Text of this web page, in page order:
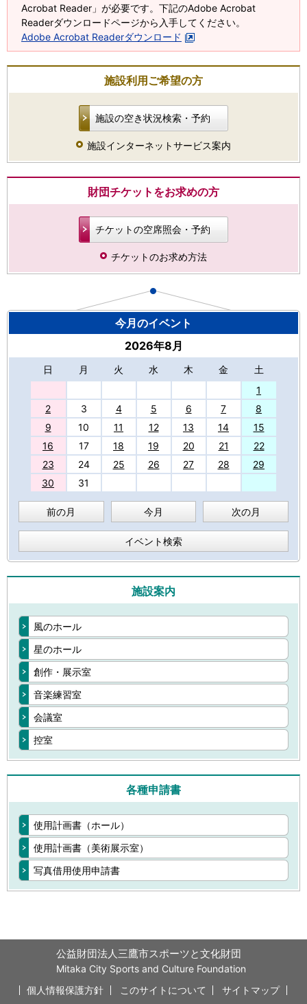
Acrobat Reader」が必要です。下記のAdobe Acrobat
Readerダウンロードページから入手してください。
Adobe Acrobat Readerダウンロード
施設利用ご希望の方
施設の空き状況検索・予約
施設インターネットサービス案内
財団チケットをお求めの方
チケットの空席照会・予約
チケットのお求め方法
今月のイベント
2026年8月
日 月 火 水 木 金
土
1
2
3 4 5 6 7
8
9
10 11 12 13 14
15
16
17 18 19 20 21
22
23
24 25 26 27 28
29
30
31
前の月 今月 次の月
イベント検索
施設案内
風のホール
星のホール
創作・展示室
音楽練習室
会議室
控室
各種申請書
使用計画書（ホール）
使用計画書（美術展示室）
写真借用使用申請書
公益財団法人三鷹市スポーツと文化財団
Mitaka City Sports and Culture Foundation
個人情報保護方針
このサイトについて サイトマップ